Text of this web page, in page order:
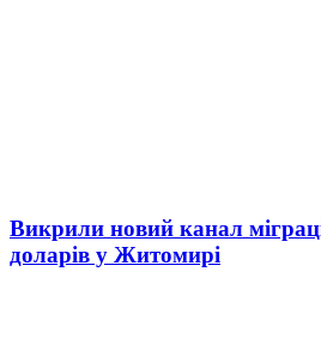
Викрили новий канал
доларів у Житомирі